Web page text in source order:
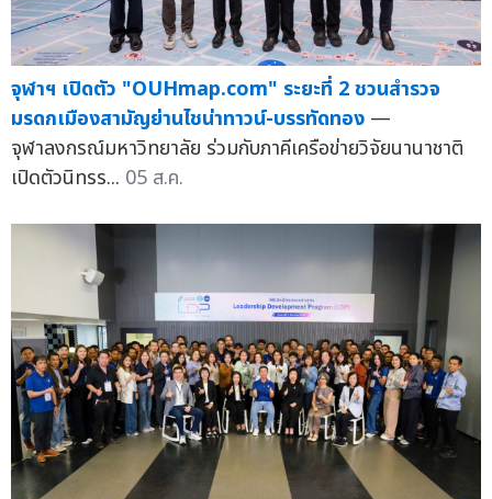
จุฬาฯ เปิดตัว "OUHmap.com" ระยะที่ 2 ชวนสำรวจ
มรดกเมืองสามัญย่านไชน่าทาวน์-บรรทัดทอง —
จุฬาลงกรณ์มหาวิทยาลัย ร่วมกับภาคีเครือข่ายวิจัยนานาชาติ
เปิดตัวนิทรร... 05 ส.ค.